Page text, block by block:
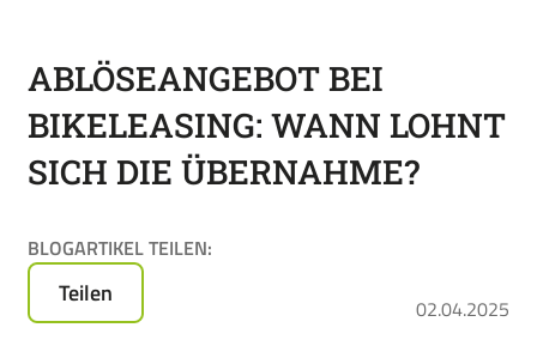
für
Selbstständige.
Wir
organisieren
Ihr
sorglos-
Paket
das
ABLÖSEANGEBOT BEI
BIKELEASING: WANN LOHNT
SICH DIE ÜBERNAHME?
BLOGARTIKEL TEILEN:
Teilen 02.04.2025